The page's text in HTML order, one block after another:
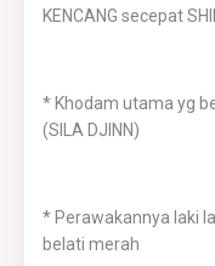
KENCANG secepat
* Khodam utama yg
(SILA DJINN)
* Perawakannya laki
belati merah